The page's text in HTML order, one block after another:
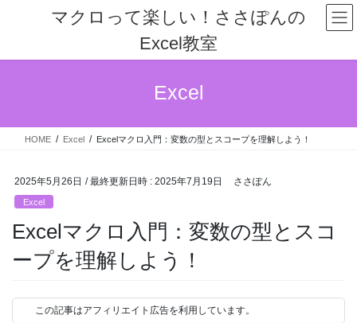
ン
ー
マクロって楽しい！ささぽんの
Excel教室
Excel
HOME Excel Excelマクロ入門：変数の型とスコープを理解しよう！
2025年5月26日 / 最終更新日時 : 2025年7月19日 ささぽん
Excel
Excelマクロ入門：変数の型とスコ
ープを理解しよう！
この記事はアフィリエイト広告を利用しています。